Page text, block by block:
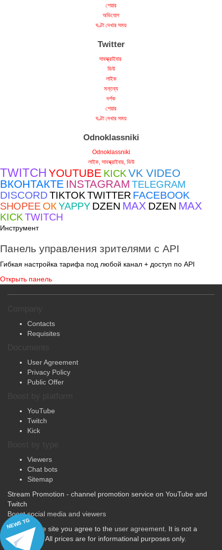
NEWS TG
শেয়ার
অভিযোগ
ঘণ্টা দেখার সময়
Twitter
সাবস্ক্রাইবার
ভিউ
লাইক
মন্তব্য
দর্শক
শেয়ার
ঘণ্টা দেখার সময়
Odnoklassniki
Odnoklassniki
লাইক, সাবস্ক্রাইবার, ভিউ
TWITCH YOUTUBE KICK VK VIDEO
ВКОНТАКТЕ INSTAGRAM TELEGRAM
DISCORD TIKTOK TWITTER FACEBOOK
SHOPEE ОКYAPPY DZEN MAX DZEN MAX
KICK TWITCH
Инструмент
Панель управления зрителями с API
Гибкая настройка тарифа под любой канал + доступ по API
Открыть панель
Contacts
Requisites
User Agreement
Privacy Policy
Public Offer
YouTube
Twitch
Kick
Viewers
Chat bots
Sitemap
Stream Promotion - channel promotion service on YouTube and
Twitch
Boost social media and viewers
By using the site you agree to the user agreement . It is not a
public offer. All prices are for informational purposes only.